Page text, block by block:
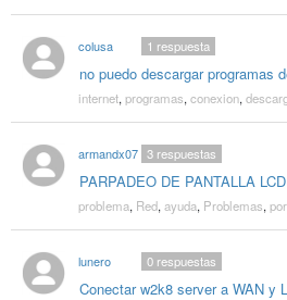
colusa
no puedo descargar programas
1 respuesta
internet, programas, conexion,
armandx07
PARPADEO DE PANTALLA LCD
3respuestas
problema, Red, ayuda, Problemas,
lunero
Conectar w2k8 server a WAN y
0respuestas